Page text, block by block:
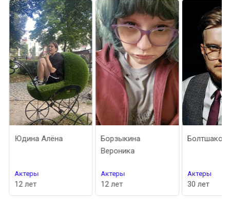
Юдина Алёна
Актеры
12 лет
Борзыкина
Вероника
Актеры
12 лет
Болтшаков
Актеры
30 лет